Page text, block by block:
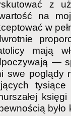
z
na
w
mają
—
swe poglądy